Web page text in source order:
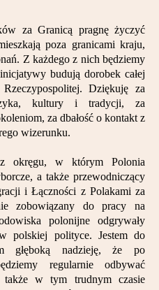
za Granicą pragnę życzyć
poza granicami kraju,
Z każdego z nich będziemy
budują dorobek całej
Dziękuję za
kultury i tradycji, za
za dbałość o kontakt z
wizerunku.
okręgu, w którym Polonia
a także przewodniczący
i Łączności z Polakami za
zobowiązany do pracy na
polonijne odgrywały
polskiej polityce. Jestem do
głęboką nadzieję, że po
regularnie odbywać
także w tym trudnym czasie